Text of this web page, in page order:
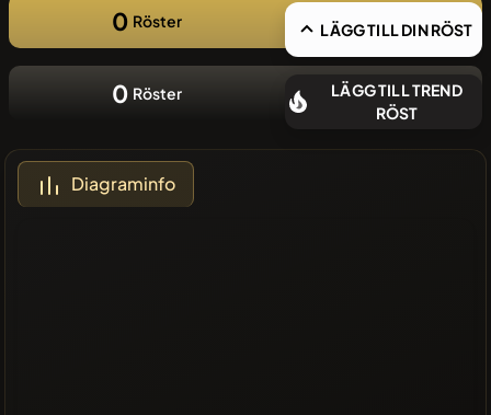
0 Röster LÄGG TILL DIN RÖST
0 Röster
LÄGG TILL TREND
RÖST
Diagraminfo